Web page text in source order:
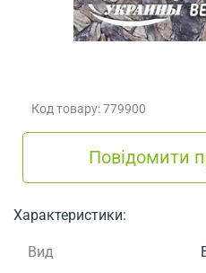
Код товару: 779900
Повідомити
Характеристики:
Вид